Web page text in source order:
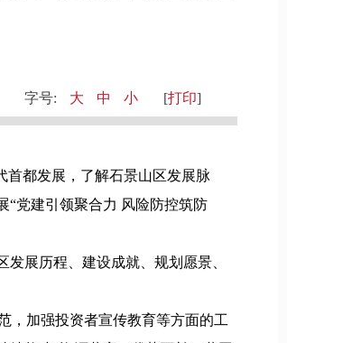
字号: 大 中 小 [打印]
首都发展，了解石景山区发展脉
“党建引领聚合力 风险防控筑防
展历程、建设成就、规划愿景、
，加强投资者宣传教育等方面的工